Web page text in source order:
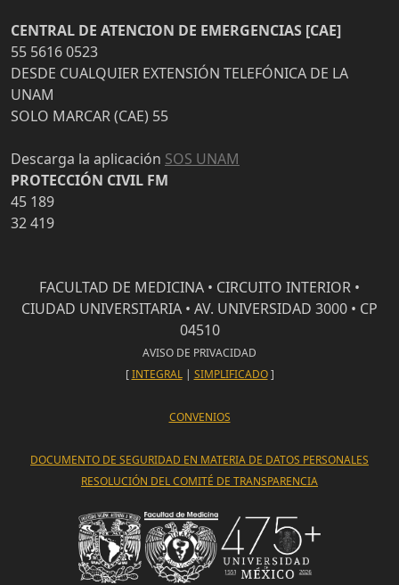
CENTRAL DE ATENCION DE EMERGENCIAS [CAE]
55 5616 0523
DESDE CUALQUIER EXTENSIÓN TELEFÓNICA DE LA
UNAM
SOLO MARCAR (CAE) 55
Descarga la aplicación SOS UNAM
PROTECCIÓN CIVIL FM
45 189
32 419
FACULTAD DE MEDICINA • CIRCUITO INTERIOR •
CIUDAD UNIVERSITARIA • AV. UNIVERSIDAD 3000 • CP
04510
AVISO DE PRIVACIDAD
[INTEGRAL| SIMPLIFICADO]
CONVENIOS
DOCUMENTO DE SEGURIDAD EN MATERIA DE DATOS PERSONALES
RESOLUCIÓN DEL COMITÉ DE TRANSPARENCIA